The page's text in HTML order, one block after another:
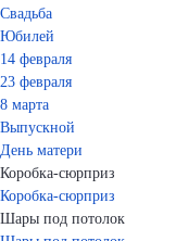
Свадьба
Юбилей
14 февраля
23 февраля
8 марта
Выпускной
День матери
Коробка-сюрприз
Коробка-сюрприз
Шары под потолок